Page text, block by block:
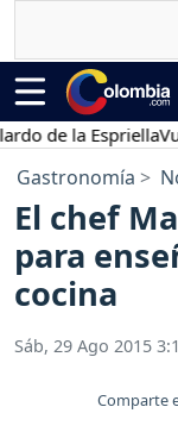
de la Espriella
Gastronomía
El chef
para
cocina
Sáb, 29 Ago 2015
Comparte